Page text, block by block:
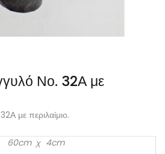
Νο. 32Α με
με περιλαίμιο.
60cm χ 4cm